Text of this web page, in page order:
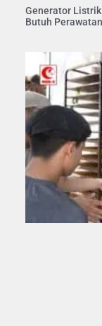
Generator Listrik
Butuh